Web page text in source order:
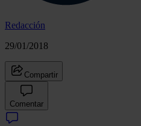
Redacción
29/01/2018
Compartir
Comentar